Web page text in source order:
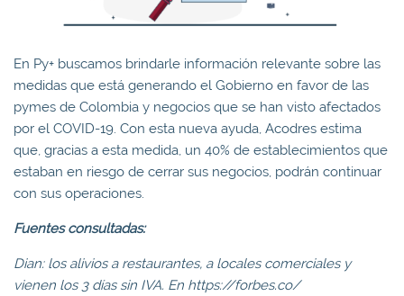
En Py+ buscamos brindarle información relevante sobre las
medidas que está generando el Gobierno en favor de las
pymes de Colombia y negocios que se han visto afectados
por el COVID-19. Con esta nueva ayuda, Acodres estima
que, gracias a esta medida, un 40% de establecimientos que
estaban en riesgo de cerrar sus negocios, podrán continuar
con sus operaciones.
Fuentes consultadas:
Dian: los alivios a restaurantes, a locales comerciales y
vienen los 3 días sin IVA. En https://forbes.co/